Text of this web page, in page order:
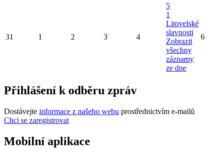
31 1 2 3 4
5
1
Litovelské
slavnosti
Zobrazit
všechny
záznamy
ze dne
6
Přihlášení k odběru zpráv
Dostávejte informace z našeho webu prostřednictvím e-mailů
Chci se zaregistrovat
Mobilní aplikace